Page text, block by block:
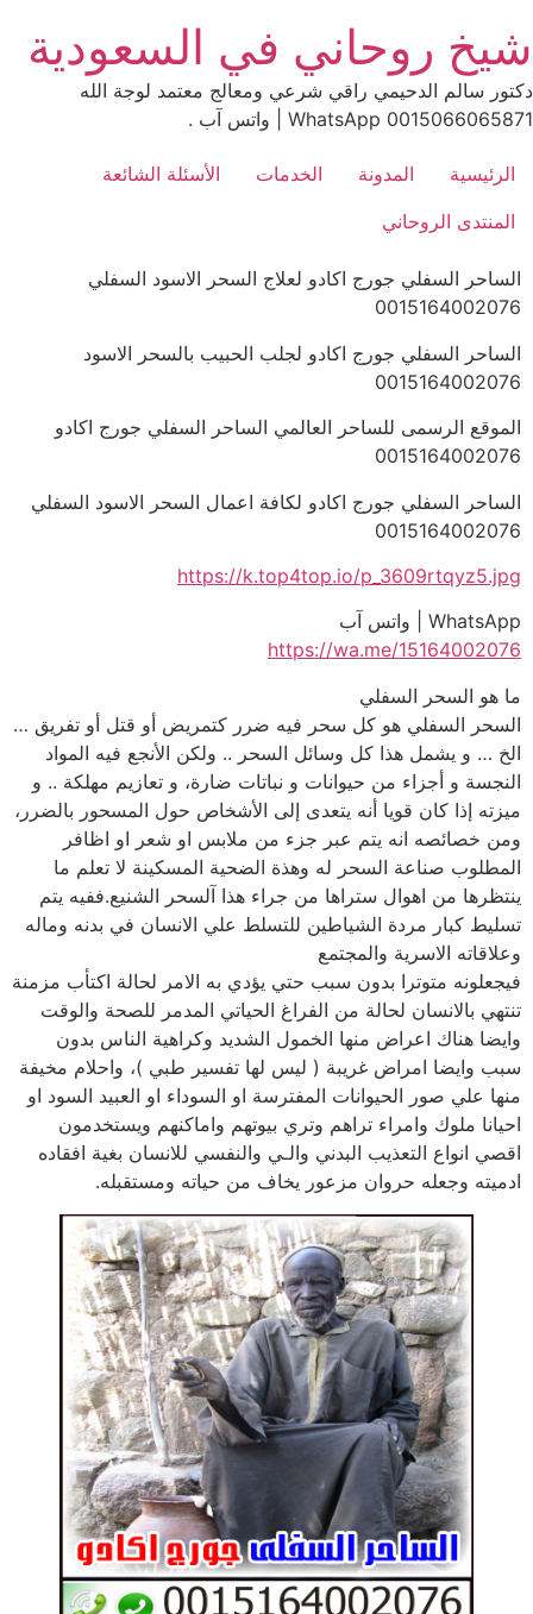
to
content
شيخ روحاني في السعودية
دكتور سالم الدحيمي راقي شرعي ومعالج معتمد لوجة الله
0015066065871 WhatsApp | واتس آب .
الرئيسية المدونة الخدمات
الأسئلة الشائعة
المنتدى الروحاني
الساحر السفلي جورج اكادو لعلاج السحر الاسود السفلي
0015164002076
الساحر السفلي جورج اكادو لجلب الحبيب بالسحر الاسود
0015164002076
الموقع الرسمى للساحر العالمي الساحر السفلي جورج اكادو
0015164002076
الساحر السفلي جورج اكادو لكافة اعمال السحر الاسود السفلي
0015164002076
https://k.top4top.io/p_3609rtqyz5.jpg
WhatsApp | واتس آب
https://wa.me/15164002076
ما هو السحر السفلي
السحر السفلي هو كل سحر فيه ضرر كتمريض أو قتل أو تفريق …
الخ … و يشمل هذا كل وسائل السحر .. ولكن الأنجع فيه المواد
النجسة و أجزاء من حيوانات و نباتات ضارة، و تعازيم مهلكة .. و
ميزته إذا كان قويا أنه يتعدى إلى الأشخاص حول المسحور بالضرر،
ومن خصائصه انه يتم عبر جزء من ملابس او شعر او اظافر
المطلوب صناعة السحر له وهذة الضحية المسكينة لا تعلم ما
ينتظرها من اهوال ستراها من جراء هذا آلسحر الشنيع.ففيه يتم
تسليط كبار مردة الشياطين للتسلط علي الانسان في بدنه وماله
وعلاقاته الاسرية والمجتمع
فيجعلونه متوترا بدون سبب حتي يؤدي به الامر لحالة اكتأب مزمنة
تنتهي بالانسان لحالة من الفراغ الحياتي المدمر للصحة والوقت
وايضا هناك اعراض منها الخمول الشديد وكراهية الناس بدون
سبب وايضا امراض غريبة ( ليس لها تفسير طبي )، واحلام مخيفة
منها علي صور الحيوانات المفترسة او السوداء او العبيد السود او
احيانا ملوك وامراء تراهم وتري بيوتهم واماكنهم ويستخدمون
اقصي انواع التعذيب البدني والـي والنفسي للانسان بغية افقاده
ادميته وجعله حروان مزعور يخاف من حياته ومستقبله.